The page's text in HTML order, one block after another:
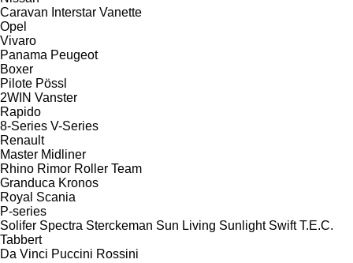
Caravan Interstar Vanette
Opel
Vivaro
Panama Peugeot
Boxer
Pilote Pössl
2WIN Vanster
Rapido
8-Series V-Series
Renault
Master Midliner
Rhino Rimor Roller Team
Granduca Kronos
Royal Scania
P-series
Solifer Spectra Sterckeman Sun Living Sunlight Swift T.E.C.
Tabbert
Da Vinci Puccini Rossini